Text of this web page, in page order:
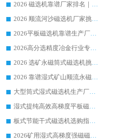
2026 磁选机靠谱厂家排名｜华体会手机网页版-华体会(中国) 高性价比磁选机磁电品牌
2026 顺流河沙磁选机厂家挑选攻略 | 业内口碑龙头企业高性价比品牌推荐
2026平板磁选机靠谱生产厂家选购指南 行业口碑良好品牌推荐 磁电领域实力强者
2026高分选精度冶金行业专用磁选机生产厂家,干湿式磁选机源头供应商推荐
2026 选矿永磁筒式磁选机挑选指南 华体会手机网页版-华体会(中国) 推荐品牌行业口碑佳实力突出
2026 靠谱湿式矿山顺流永磁筒式磁选机选购，国内专业生产厂家华体会手机网页版-华体会(中国) 综合实力出众
大型筒式湿式磁选机生产厂家怎么选?华体会手机网页版-华体会(中国) 设备口碑广受行业认可
湿式提纯高效高梯度平板磁选机靠谱设备源头厂商华体会手机网页版-华体会(中国) 综合测评
板式节能干式磁选机选购指南，源头生产厂家华体会手机网页版-华体会(中国) 综合实力可观
2026矿用湿式高梯度强磁磁选机选购指南，临朐靠谱磁电生产厂家华体会手机网页版-华体会(中国) 详解